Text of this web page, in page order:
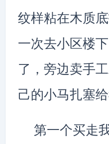
纹样粘在木质
一次去小区楼
了，旁边卖手
己的小马扎塞给
第一个买走